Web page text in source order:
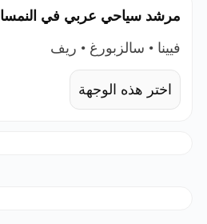
مرشد سياحي عربي في النمسا
فيينا • سالزبورغ • ريف
اختر هذه الوجهة